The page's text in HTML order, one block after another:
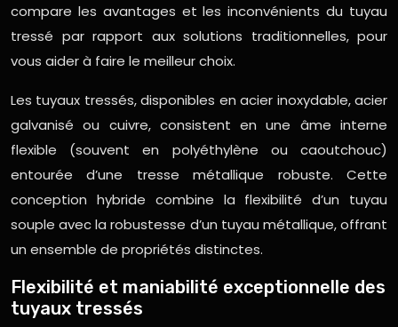
compare les avantages et les inconvénients du tuyau
tressé par rapport aux solutions traditionnelles, pour
vous aider à faire le meilleur choix.
Les tuyaux tressés, disponibles en acier inoxydable, acier
galvanisé ou cuivre, consistent en une âme interne
flexible (souvent en polyéthylène ou caoutchouc)
entourée d’une tresse métallique robuste. Cette
conception hybride combine la flexibilité d’un tuyau
souple avec la robustesse d’un tuyau métallique, offrant
un ensemble de propriétés distinctes.
Flexibilité et maniabilité exceptionnelle des
tuyaux tressés